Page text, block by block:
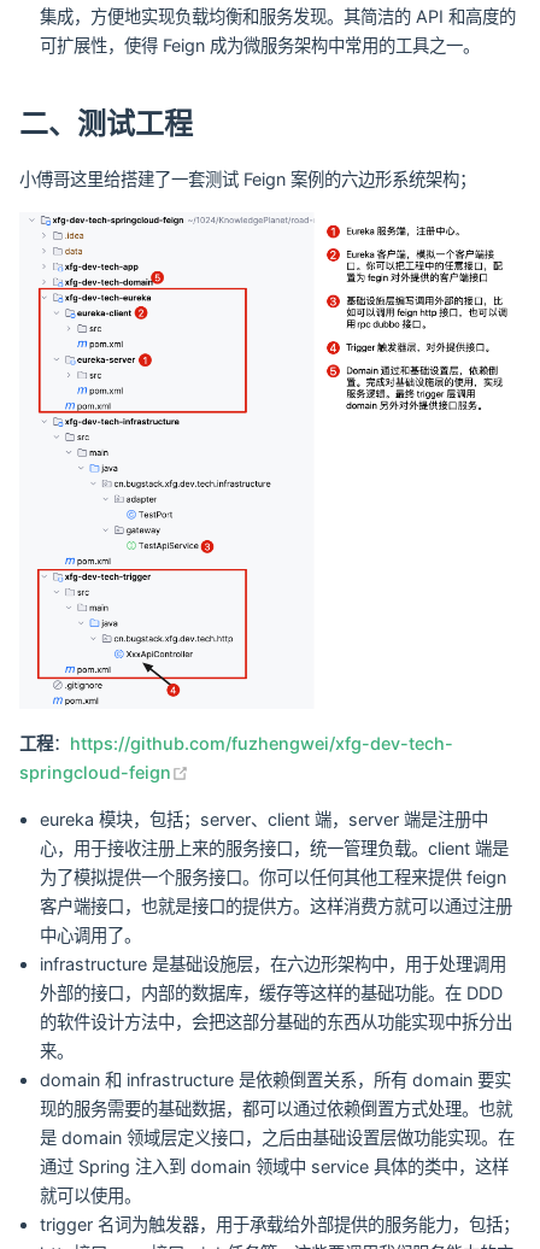
集成，方便地实现负载均衡和服务发现。其简洁的 API 和高度的
可扩展性，使得 Feign 成为微服务架构中常用的工具之一。
二、测试工程
小傅哥这里给搭建了一套测试 Feign 案例的六边形系统架构；
工程： https://github.com/fuzhengwei/xfg-dev-tech-
springcloud-feign
eureka 模块，包括；server、client 端，server 端是注册中
心，用于接收注册上来的服务接口，统一管理负载。client 端是
为了模拟提供一个服务接口。你可以任何其他工程来提供 feign
客户端接口，也就是接口的提供方。这样消费方就可以通过注册
中心调用了。
infrastructure 是基础设施层，在六边形架构中，用于处理调用
外部的接口，内部的数据库，缓存等这样的基础功能。在 DDD
的软件设计方法中，会把这部分基础的东西从功能实现中拆分出
来。
domain 和 infrastructure 是依赖倒置关系，所有 domain 要实
现的服务需要的基础数据，都可以通过依赖倒置方式处理。也就
是 domain 领域层定义接口，之后由基础设置层做功能实现。在
通过 Spring 注入到 domain 领域中 service 具体的类中，这样
就可以使用。
trigger 名词为触发器，用于承载给外部提供的服务能力，包括；